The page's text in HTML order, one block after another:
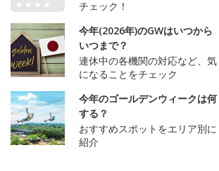
チェック！
今年(2026年)のGWはいつから
いつまで？
連休中の各機関の対応など、気
になることをチェック
今年のゴールデンウィークは何
する？
おすすめスポットをエリア別に
紹介